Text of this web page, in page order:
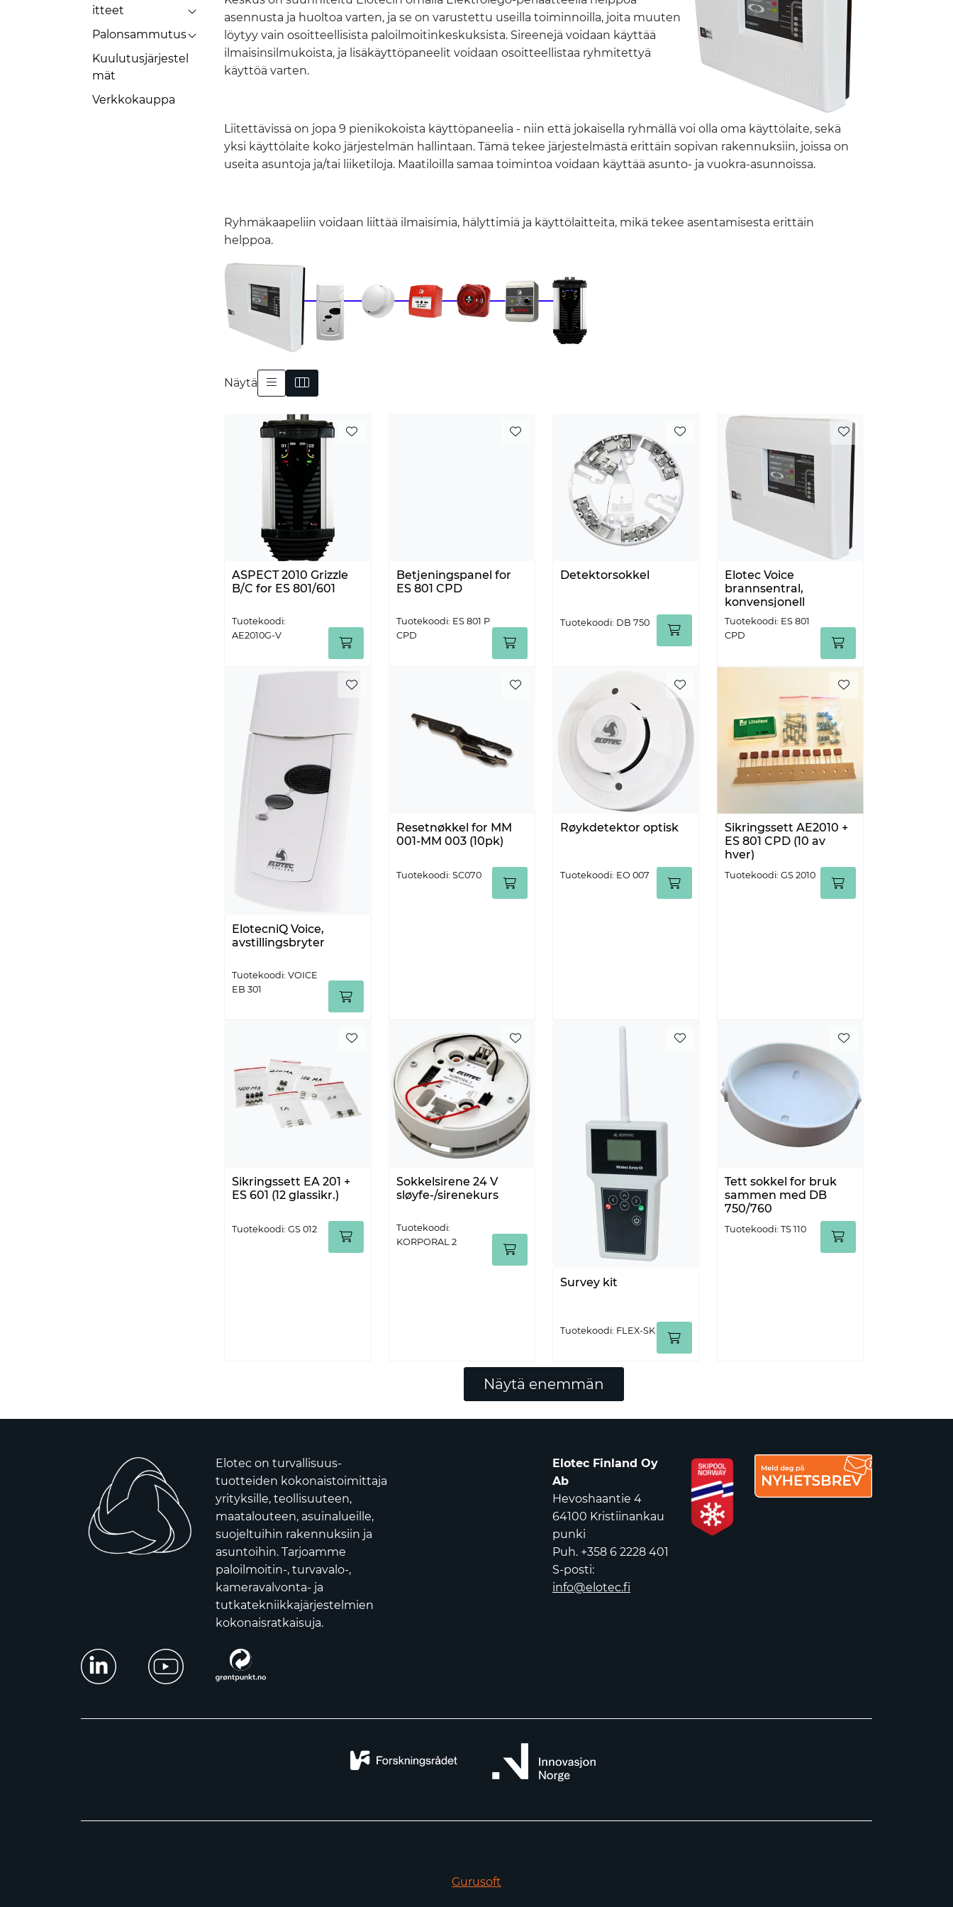
itteet
Palonsammutus
Kuulutusjärjestel
mät
Verkkokauppa
asennusta ja huoltoa varten, ja se on varustettu useilla toiminnoilla, joita muuten
löytyy vain osoitteellisista paloilmoitinkeskuksista. Sireenejä voidaan käyttää
ilmaisinsilmukoista, ja lisäkäyttöpaneelit voidaan osoitteellistaa ryhmitettyä
käyttöä varten.
Liitettävissä on jopa 9 pienikokoista käyttöpaneelia - niin että jokaisella ryhmällä voi olla oma käyttölaite, sekä
yksi käyttölaite koko järjestelmän hallintaan. Tämä tekee järjestelmästä erittäin sopivan rakennuksiin, joissa on
useita asuntoja ja/tai liiketiloja. Maatiloilla samaa toimintoa voidaan käyttää asunto- ja vuokra-asunnoissa.
Ryhmäkaapeliin voidaan liittää ilmaisimia, hälyttimiä ja käyttölaitteita, mikä tekee asentamisesta erittäin
helppoa.
Näytä
ASPECT 2010 Grizzle
B/C for ES 801/601
Tuotekoodi:
AE2010G-V
Betjeningspanel for
ES 801 CPD
Tuotekoodi: ES 801 P
CPD
Detektorsokkel
Tuotekoodi: DB 750
Elotec Voice
brannsentral,
konvensjonell
Tuotekoodi: ES 801
CPD
ElotecniQ Voice,
avstillingsbryter
Tuotekoodi: VOICE
EB 301
Resetnøkkel for MM
001-MM 003 (10pk)
Tuotekoodi: SC070
Røykdetektor optisk
Tuotekoodi: EO 007
Sikringssett AE2010 +
ES 801 CPD (10 av
hver)
Tuotekoodi: GS 2010
Sikringssett EA 201 +
ES 601 (12 glassikr.)
Tuotekoodi: GS 012
Sokkelsirene 24 V
sløyfe-/sirenekurs
Tuotekoodi:
KORPORAL 2
Survey kit
Tuotekoodi: FLEX-SK
Tett sokkel for bruk
sammen med DB
750/760
Tuotekoodi: TS 110
Näytä enemmän
Elotec on turvallisuus-
tuotteiden kokonaistoimittaja
yrityksille, teollisuuteen,
maatalouteen, asuinalueille,
suojeltuihin rakennuksiin ja
asuntoihin. Tarjoamme
paloilmoitin-, turvavalo-,
kameravalvonta- ja
tutkatekniikkajärjestelmien
kokonaisratkaisuja.
Elotec Finland Oy
Ab
Hevoshaantie 4
64100 Kristiinankau
punki
Puh. +358 6 2228 401
S-posti:
info@elotec.fi
Gurusoft